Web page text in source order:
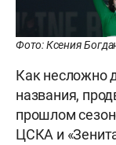
Фото: Ксения
Как несложно
названия,
прошлом
ЦСКА и